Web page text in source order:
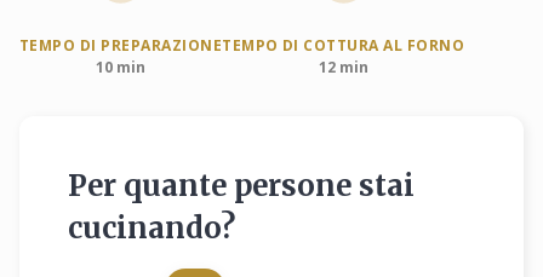
TEMPO DI PREPARAZIONE
10 min
TEMPO DI COTTURA AL FORNO
12 min
Per quante persone stai
cucinando?